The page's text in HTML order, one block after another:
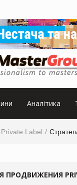
Аналітика
Private Label
ПРОДВИЖЕНИЯ